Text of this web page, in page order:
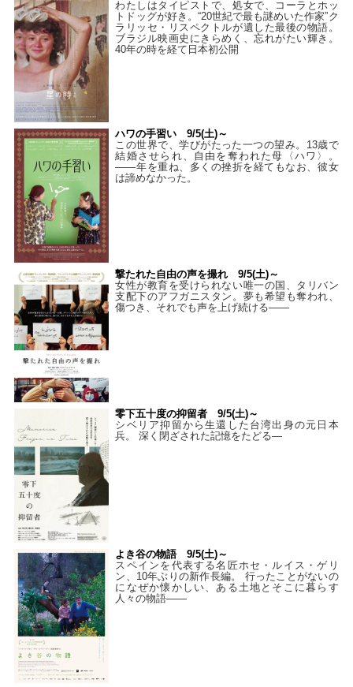
わたしはタイピストで、処⼥で、コーラとホッ
トドッグが好き。“20世紀で最も謎めいた作家”ク
ラリッセ・リスペクトルが遺した最後の物語。
ブラジル映画史にきらめく、忘れがたい輝き。
40年の時を経て⽇本初公開
ハワの手習い 9/5(土)～
この世界で、学びがたった一つの望み。13歳で
結婚させられ、自由を奪われた母〈ハワ〉。
——年を重ね、多くの挫折を経てもなお、彼女
は諦めなかった。
撃たれた自由の声を撮れ 9/5(土)～
女性が教育を受けられない唯一の国、タリバン
支配下のアフガニスタン。夢も希望も奪われ、
傷つき、それでも声を上げ続ける——
零下五十度の抑留者 9/5(土)～
シベリア抑留から生還した台湾出身の元日本
兵。 深く閉ざされた記憶をたどる—
よき谷の物語 9/5(土)～
スペインを代表する名匠ホセ・ルイス・ゲリ
ン、10年ぶりの新作長編。 行ったことがないの
になぜか懐かしい、ある土地とそこに暮らす
人々の物語――